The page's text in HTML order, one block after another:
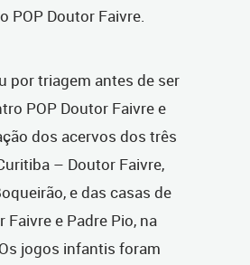
POP Doutor Faivre.
por triagem antes de ser
POP Doutor Faivre e
dos acervos dos três
– Doutor Faivre,
e das casas de
Faivre e Padre Pio, na
jogos infantis foram